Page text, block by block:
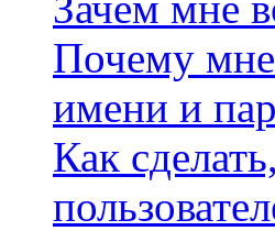
Почему мне
имени и
Как